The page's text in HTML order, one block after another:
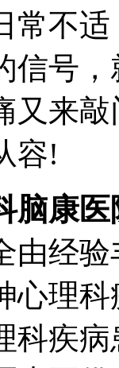
常不
信号
又来
容!
脑康
由经
心理
科疾